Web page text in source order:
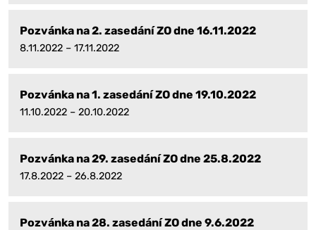
Pozvánka na 2. zasedání ZO dne 16.11.2022
8.11.2022 – 17.11.2022
Pozvánka na 1. zasedání ZO dne 19.10.2022
11.10.2022 – 20.10.2022
Pozvánka na 29. zasedání ZO dne 25.8.2022
17.8.2022 – 26.8.2022
Pozvánka na 28. zasedání ZO dne 9.6.2022